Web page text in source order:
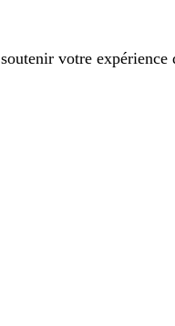
votre expérience